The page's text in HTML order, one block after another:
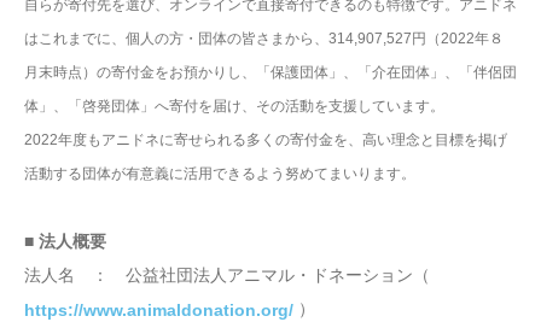
自らが寄付先を選び、オンラインで直接寄付できるのも特徴です。アニドネ
はこれまでに、個人の方・団体の皆さまから、314,907,527円（2022年８
月末時点）の寄付金をお預かりし、「保護団体」、「介在団体」、「伴侶団
体」、「啓発団体」へ寄付を届け、その活動を支援しています。
2022年度もアニドネに寄せられる多くの寄付金を、高い理念と目標を掲げ
活動する団体が有意義に活用できるよう努めてまいります。
■ 法人概要
法人名 ： 公益社団法人アニマル・ドネーション（
https://www.animaldonation.org/ ）